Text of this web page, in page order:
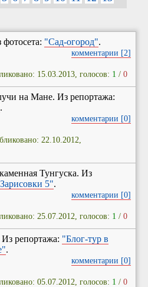
"Сад-огород".
комментарии [2]
15.03.2013, голосов: 1 /0
на Мане. Из репортажа:
.
комментарии [0]
22.10.2012,
Тунгуска. Из
5".
комментарии [0]
25.07.2012, голосов: 1 /0
репортажа: "Блог-тур в
.
комментарии [0]
05.07.2012, голосов: 1 /0